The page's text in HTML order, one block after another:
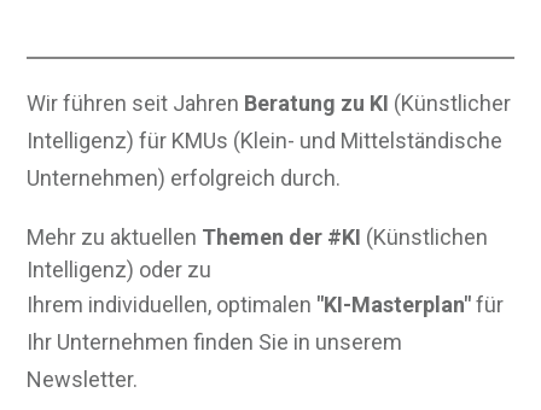
Wir führen seit Jahren Beratung zu KI (Künstlicher
Intelligenz) für KMUs (Klein- und Mittelständische
Unternehmen) erfolgreich durch.
Mehr zu aktuellen Themen der #KI (Künstlichen
Intelligenz) oder zu
Ihrem individuellen, optimalen "KI-Masterplan"für
Ihr Unternehmen finden Sie in unserem
Newsletter.